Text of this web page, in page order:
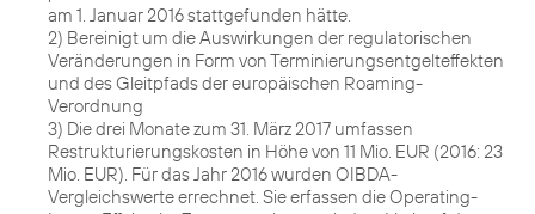
am 1. Januar 2016 stattgefunden hätte.
2) Bereinigt um die Auswirkungen der regulatorischen
Veränderungen in Form von Terminierungsentgelteffekten
und des Gleitpfads der europäischen Roaming-
Verordnung
3) Die drei Monate zum 31. März 2017 umfassen
Restrukturierungskosten in Höhe von 11 Mio. EUR (2016: 23
Mio. EUR). Für das Jahr 2016 wurden OIBDA-
Vergleichswerte errechnet. Sie erfassen die Operating-